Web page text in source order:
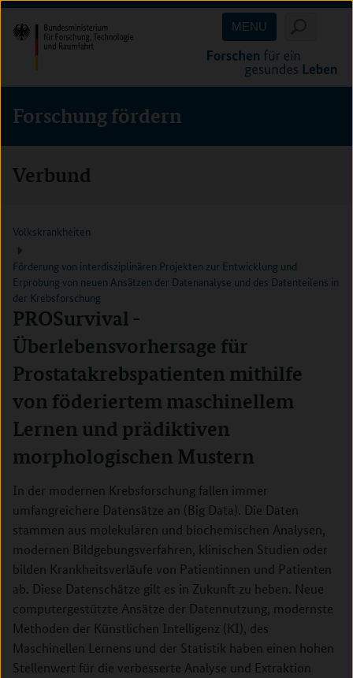
Direkt
zum
Inhalt
(Eingabetaste)
Direkt
zum
Hauptmenu
(Eingabetaste)
Direkt
zur
Suche
(Eingabetaste)
MENU
Forschung fördern
Verbund
Volkskrankheiten
Förderung von interdisziplinären Projekten zur Entwicklung und
Erprobung von neuen Ansätzen der Datenanalyse und des Datenteilens in
der Krebsforschung
PROSurvival -
Überlebensvorhersage für
Prostatakrebspatienten mithilfe
von föderiertem maschinellem
Lernen und prädiktiven
morphologischen Mustern
In der modernen Krebsforschung fallen immer
umfangreichere Datensätze an (Big Data). Die Daten
stammen aus molekularen und biochemischen Analysen,
modernen Bildgebungsverfahren, klinischen Studien oder
bilden Krankheitsverläufe von Patientinnen und Patienten
ab. Diese Datenschätze gilt es in Zukunft zu heben. Neue
computergestützte Ansätze der Datennutzung, modernste
Methoden der Künstlichen Intelligenz (KI), des
Maschinellen Lernens und der Statistik haben einen hohen
Stellenwert für die verbesserte Analyse und Extraktion